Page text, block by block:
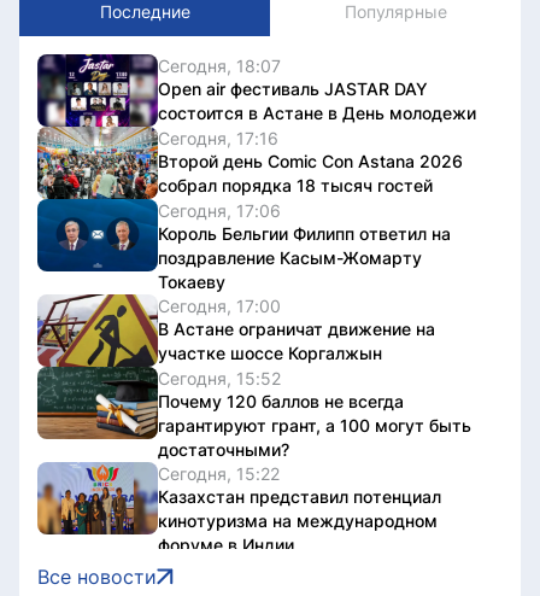
Последние Популярные
Сегодня, 18:07
Open air фестиваль JASTAR DAY
состоится в Астане в День молодежи
Сегодня, 17:16
Второй день Comic Con Astana 2026
собрал порядка 18 тысяч гостей
Сегодня, 17:06
Король Бельгии Филипп ответил на
поздравление Касым-Жомарту
Токаеву
Сегодня, 17:00
В Астане ограничат движение на
участке шоссе Коргалжын
Сегодня, 15:52
Почему 120 баллов не всегда
гарантируют грант, а 100 могут быть
достаточными?
Сегодня, 15:22
Казахстан представил потенциал
кинотуризма на международном
форуме в Индии
Сегодня, 15:22
Жители Астаны получат возможность
Все новости